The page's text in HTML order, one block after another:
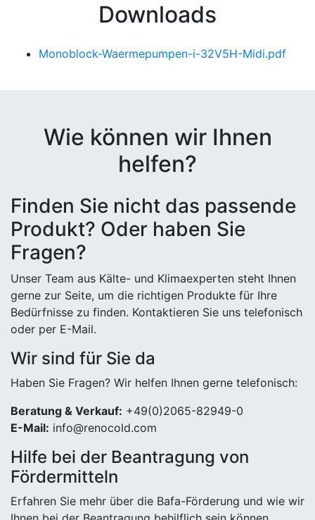
Downloads
Monoblock-Waermepumpen-i-32V5H-Midi.pdf
Wie können wir Ihnen
helfen?
Finden Sie nicht das passende
Produkt? Oder haben Sie
Fragen?
Unser Team aus Kälte- und Klimaexperten steht Ihnen
gerne zur Seite, um die richtigen Produkte für Ihre
Bedürfnisse zu finden. Kontaktieren Sie uns telefonisch
oder per E-Mail.
Wir sind für Sie da
Haben Sie Fragen? Wir helfen Ihnen gerne telefonisch:
Beratung & Verkauf: +49(0)2065-82949-0
E-Mail: info@renocold.com
Hilfe bei der Beantragung von
Fördermitteln
Erfahren Sie mehr über die Bafa-Förderung und wie wir